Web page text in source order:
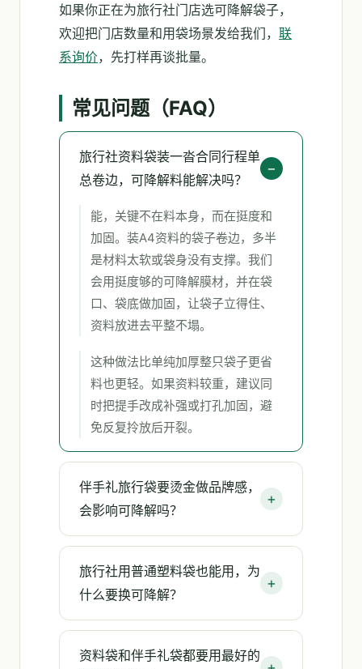
如果你正在为旅行社门店选可降解袋子，
欢迎把门店数量和用袋场景发给我们， 联
系询价，先打样再谈批量。
常见问题（FAQ）
旅行社资料袋装一沓合同行程单
总卷边，可降解料能解决吗？
能，关键不在料本身，而在挺度和
加固。装A4资料的袋子卷边，多半
是材料太软或袋身没有支撑。我们
会用挺度够的可降解膜材，并在袋
口、袋底做加固，让袋子立得住、
资料放进去平整不塌。
这种做法比单纯加厚整只袋子更省
料也更轻。如果资料较重，建议同
时把提手改成补强或打孔加固，避
免反复拎放后开裂。
伴手礼旅行袋要烫金做品牌感，
会影响可降解吗？
旅行社用普通塑料袋也能用，为
什么要换可降解？
资料袋和伴手礼袋都要用最好的